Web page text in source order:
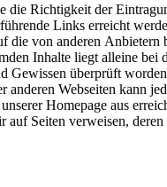
Richtigkeit der
Links erreicht
von anderen
Inhalte liegt alleine
Gewissen überprüft
Webseiten kann
Homepage aus
Seiten verweisen,